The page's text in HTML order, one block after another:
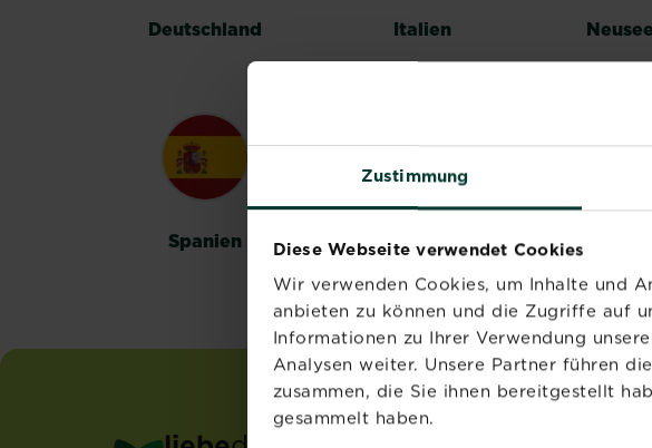
Zustimmung
Diese Webseite verwendet Cookies
Wir verwenden Cookies, um Inhalte und
anbieten zu können und die Zugriffe auf
Informationen zu Ihrer Verwendung
Analysen weiter. Unsere Partner führen
zusammen, die Sie ihnen bereitgestellt
gesammelt haben.
Deutschland Italien
Spanien Schweden